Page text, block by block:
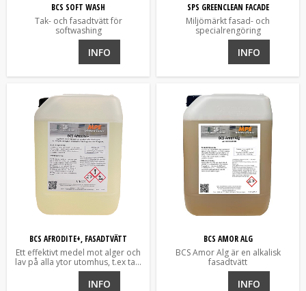
BCS SOFT WASH
Tak- och fasadtvätt för
softwashing
INFO
SPS GREENCLEAN FACADE
Miljömärkt fasad- och
specialrengöring
INFO
BCS AFRODITE+, FASADTVÄTT
Ett effektivt medel mot alger och
lav på alla ytor utomhus, t.ex tak,
fasader och mar
INFO
BCS AMOR ALG
BCS Amor Alg är en alkalisk
fasadtvätt
INFO